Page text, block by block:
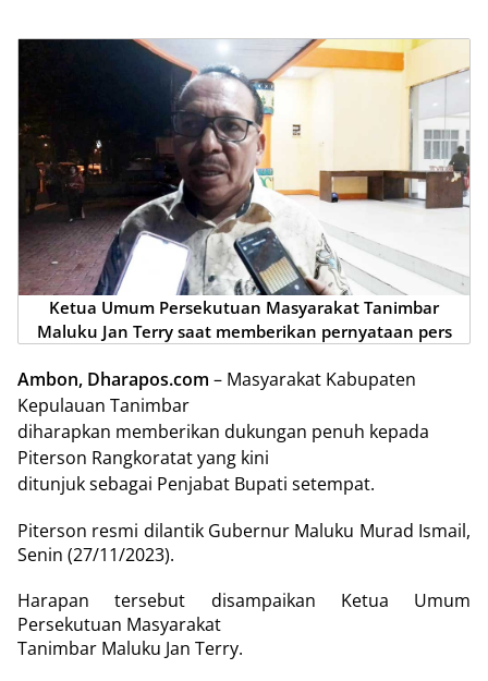
Ketua Umum Persekutuan Masyarakat Tanimbar
Maluku Jan Terry saat memberikan pernyataan pers
Ambon, Dharapos.com – Masyarakat Kabupaten
Kepulauan Tanimbar
diharapkan memberikan dukungan penuh kepada
Piterson Rangkoratat yang kini
ditunjuk sebagai Penjabat Bupati setempat.
Piterson resmi dilantik Gubernur Maluku Murad Ismail,
Senin (27/11/2023).
Harapan tersebut disampaikan Ketua Umum
Persekutuan Masyarakat
Tanimbar Maluku Jan Terry.